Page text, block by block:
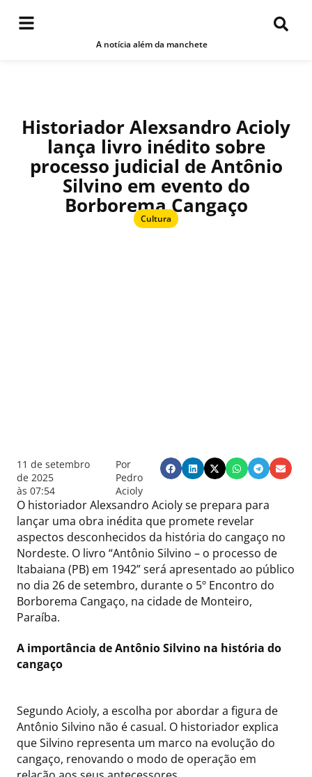
A notícia além da manchete
Historiador Alexsandro Acioly
lança livro inédito sobre
processo judicial de Antônio
Silvino em evento do
Borborema Cangaço
Cultura
11 de setembro
de 2025
às 07:54
Por
Pedro
Acioly
O historiador Alexsandro Acioly se prepara para
lançar uma obra inédita que promete revelar
aspectos desconhecidos da história do cangaço no
Nordeste. O livro “Antônio Silvino – o processo de
Itabaiana (PB) em 1942” será apresentado ao público
no dia 26 de setembro, durante o 5º Encontro do
Borborema Cangaço, na cidade de Monteiro,
Paraíba.
A importância de Antônio Silvino na história do
cangaço
Segundo Acioly, a escolha por abordar a figura de
Antônio Silvino não é casual. O historiador explica
que Silvino representa um marco na evolução do
cangaço, renovando o modo de operação em